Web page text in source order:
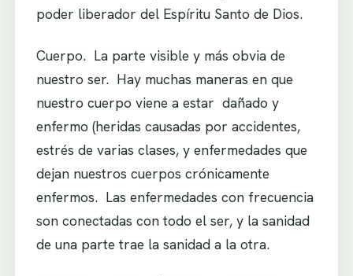
poder liberador del Espíritu Santo de Dios.
Cuerpo. La parte visible y más obvia de
nuestro ser. Hay muchas maneras en que
nuestro cuerpo viene a estar dañado y
enfermo (heridas causadas por accidentes,
estrés de varias clases, y enfermedades que
dejan nuestros cuerpos crónicamente
enfermos. Las enfermedades con frecuencia
son conectadas con todo el ser, y la sanidad
de una parte trae la sanidad a la otra.